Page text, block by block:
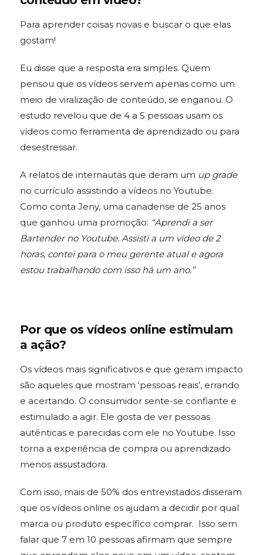
Para aprender coisas novas e buscar o que elas
gostam!
Eu disse que a resposta era simples. Quem
pensou que os vídeos servem apenas como um
meio de viralização de conteúdo, se enganou. O
estudo revelou que de 4 a 5 pessoas usam os
vídeos como ferramenta de aprendizado ou para
desestressar.
A relatos de internautas que deram um up grade
no currículo assistindo a vídeos no Youtube.
Como conta Jeny, uma canadense de 25 anos
que ganhou uma promoção: “Aprendi a ser
Bartender no Youtube. Assisti a um vídeo de 2
horas, contei para o meu gerente atual e agora
estou trabalhando com isso há um ano.”
Por que os vídeos online estimulam
a ação?
Os vídeos mais significativos e que geram impacto
são aqueles que mostram ‘pessoas reais’, errando
e acertando. O consumidor sente-se confiante e
estimulado a agir. Ele gosta de ver pessoas
autênticas e parecidas com ele no Youtube. Isso
torna a experiência de compra ou aprendizado
menos assustadora.
Com isso, mais de 50% dos entrevistados disseram
que os vídeos online os ajudam a decidir por qual
marca ou produto específico comprar. Isso sem
falar que 7 em 10 pessoas afirmam que sempre